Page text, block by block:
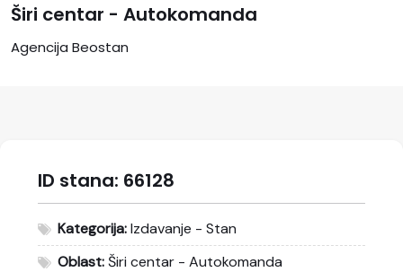
Širi centar - Autokomanda
Agencija Beostan
ID stana: 66128
Kategorija:Izdavanje - Stan
Oblast:Širi centar - Autokomanda